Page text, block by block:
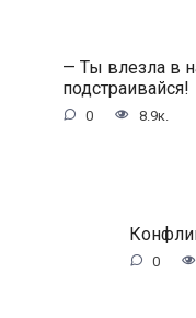
— Ты влезла в
подстраивайся!
0 8.9к.
0